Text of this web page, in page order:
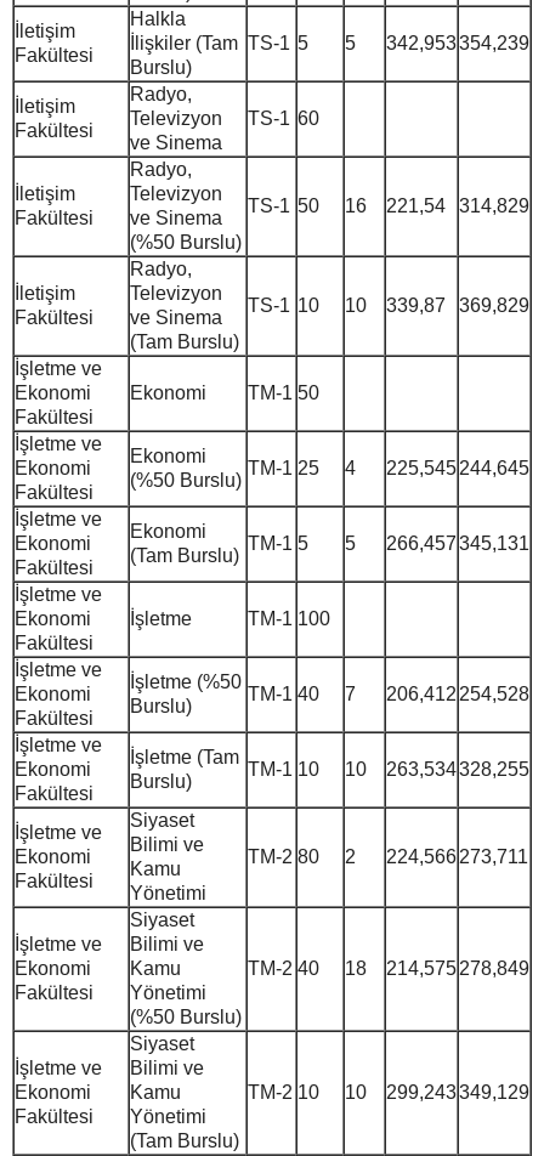
İletişim
Fakültesi
Halkla
İlişkiler (Tam
Burslu)
TS-1 5 5 342,953354,239
İletişim
Fakültesi
Radyo,
Televizyon
ve Sinema
TS-1 60
İletişim
Fakültesi
Radyo,
Televizyon
ve Sinema
(%50 Burslu)
TS-1 50 16 221,54 314,829
İletişim
Fakültesi
Radyo,
Televizyon
ve Sinema
(Tam Burslu)
TS-1 10 10 339,87 369,829
İşletme ve
Ekonomi
Fakültesi
Ekonomi TM-1 50
İşletme ve
Ekonomi
Fakültesi
Ekonomi
(%50 Burslu)
TM-1 25 4 225,545244,645
İşletme ve
Ekonomi
Fakültesi
Ekonomi
(Tam Burslu)
TM-1 5 5 266,457345,131
İşletme ve
Ekonomi
Fakültesi
İşletme TM-1 100
İşletme ve
Ekonomi
Fakültesi
İşletme (%50
Burslu)
TM-1 40 7 206,412254,528
İşletme ve
Ekonomi
Fakültesi
İşletme (Tam
Burslu)
TM-1 10 10 263,534328,255
İşletme ve
Ekonomi
Fakültesi
Siyaset
Bilimi ve
Kamu
Yönetimi
TM-2 80 2 224,566273,711
İşletme ve
Ekonomi
Fakültesi
Siyaset
Bilimi ve
Kamu
Yönetimi
(%50 Burslu)
TM-2 40 18 214,575278,849
İşletme ve
Ekonomi
Fakültesi
Siyaset
Bilimi ve
Kamu
Yönetimi
(Tam Burslu)
TM-2 10 10 299,243349,129